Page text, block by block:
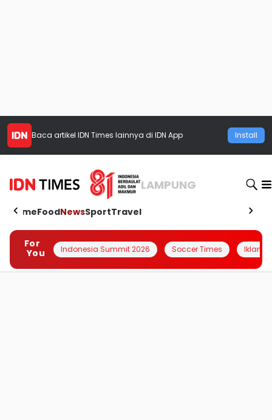
Baca artikel IDN Times lainnya di IDN App Install
LAMPUNG
HomeFoodNewsSportTravel
For
You
Indonesia Summit 2026 Soccer Times Iklanin